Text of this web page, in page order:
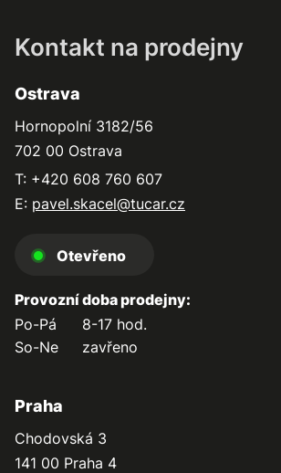
Kontakt na prodejny
Ostrava
Hornopolní 3182/56
702 00 Ostrava
T: +420 608 760 607
E: pavel.skacel@tucar.cz
Otevřeno
Provozní doba prodejny:
Po-Pá
8-17 hod.
So-Ne
zavřeno
Praha
Chodovská 3
141 00 Praha 4